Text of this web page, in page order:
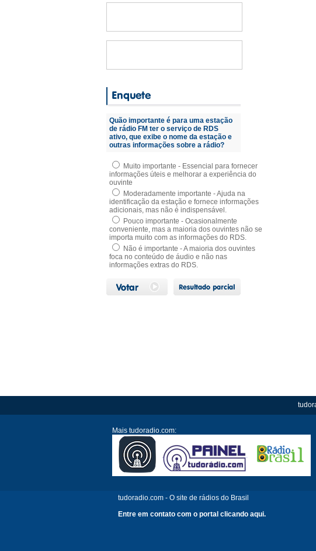
Quão importante é para uma estação
de rádio FM ter o serviço de RDS
ativo, que exibe o nome da estação e
outras informações sobre a rádio?
Muito importante - Essencial para fornecer
informações úteis e melhorar a experiência do
ouvinte
Moderadamente importante - Ajuda na
identificação da estação e fornece informações
adicionais, mas não é indispensável.
Pouco importante - Ocasionalmente
conveniente, mas a maioria dos ouvintes não se
importa muito com as informações do RDS.
Não é importante - A maioria dos ouvintes
foca no conteúdo de áudio e não nas
informações extras do RDS.
Mais tudoradio.com:
tudoradio.com - O site de rádios do Brasil
Entre em contato com o portal clicando aqui.